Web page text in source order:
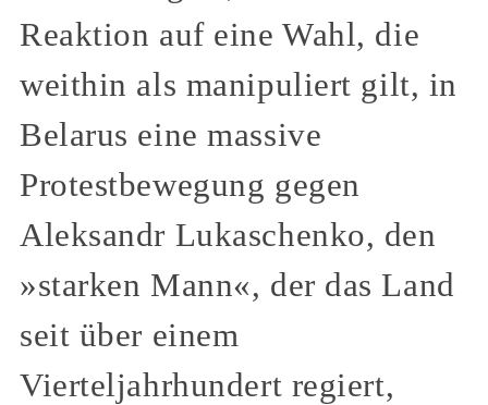
Reaktion auf eine Wahl, die
weithin als manipuliert gilt, in
Belarus eine massive
Protestbewegung gegen
Aleksandr Lukaschenko, den
»starken Mann«, der das Land
seit über einem
Vierteljahrhundert regiert,